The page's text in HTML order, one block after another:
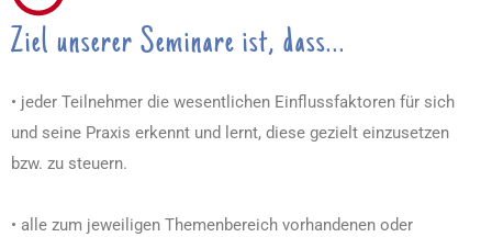
Ziel unserer Seminare ist, dass...
• jeder Teilnehmer die wesentlichen Einflussfaktoren für sich
und seine Praxis erkennt und lernt, diese gezielt einzusetzen
bzw. zu steuern.
• alle zum jeweiligen Themenbereich vorhandenen oder